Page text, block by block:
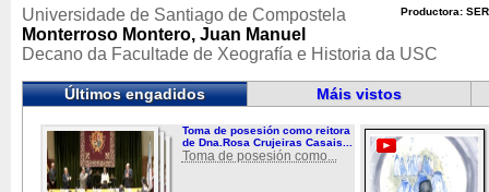
Productora:
Universidade de Santiago de Compostela
Monterroso Montero, Juan Manuel
Decano da Facultade de Xeografía e Historia da USC
Últimos engadidos Máis vistos
Toma de posesión como reitora
de Dna.Rosa Crujeiras Casais...
Toma de posesión como...